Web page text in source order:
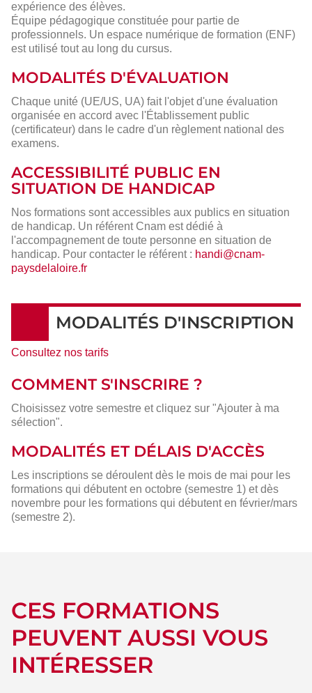
expérience des élèves.
Équipe pédagogique constituée pour partie de
professionnels. Un espace numérique de formation (ENF)
est utilisé tout au long du cursus.
MODALITÉS D'ÉVALUATION
Chaque unité (UE/US, UA) fait l'objet d'une évaluation
organisée en accord avec l'Établissement public
(certificateur) dans le cadre d'un règlement national des
examens.
ACCESSIBILITÉ PUBLIC EN
SITUATION DE HANDICAP
Nos formations sont accessibles aux publics en situation
de handicap. Un référent Cnam est dédié à
l'accompagnement de toute personne en situation de
handicap. Pour contacter le référent : handi@cnam-
paysdelaloire.fr
MODALITÉS D'INSCRIPTION
Consultez nos tarifs
COMMENT S'INSCRIRE ?
Choisissez votre semestre et cliquez sur "Ajouter à ma
sélection".
MODALITÉS ET DÉLAIS D'ACCÈS
Les inscriptions se déroulent dès le mois de mai pour les
formations qui débutent en octobre (semestre 1) et dès
novembre pour les formations qui débutent en février/mars
(semestre 2).
CES FORMATIONS
PEUVENT AUSSI VOUS
INTÉRESSER